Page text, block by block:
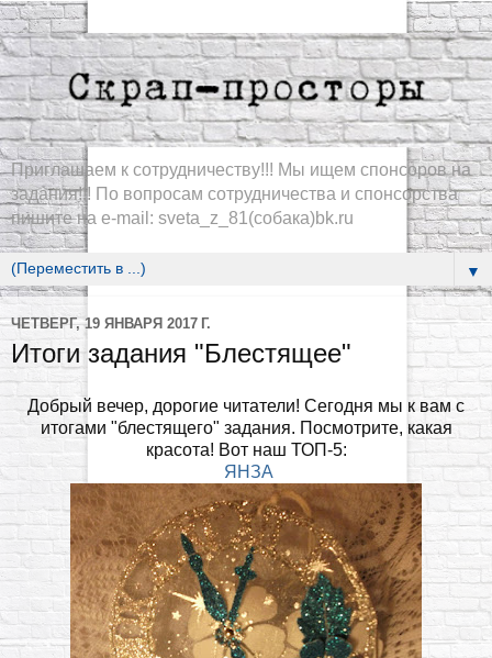
Приглашаем к сотрудничеству!!! Мы ищем спонсоров на
задания!!! По вопросам сотрудничества и спонсорства
пишите на e-mail: sveta_z_81(собака)bk.ru
▼
ЧЕТВЕРГ, 19 ЯНВАРЯ 2017 Г.
Итоги задания "Блестящее"
Добрый вечер, дорогие читатели! Сегодня мы к вам с
итогами "блестящего" задания. Посмотрите, какая
красота! Вот наш ТОП-5:
ЯНЗА